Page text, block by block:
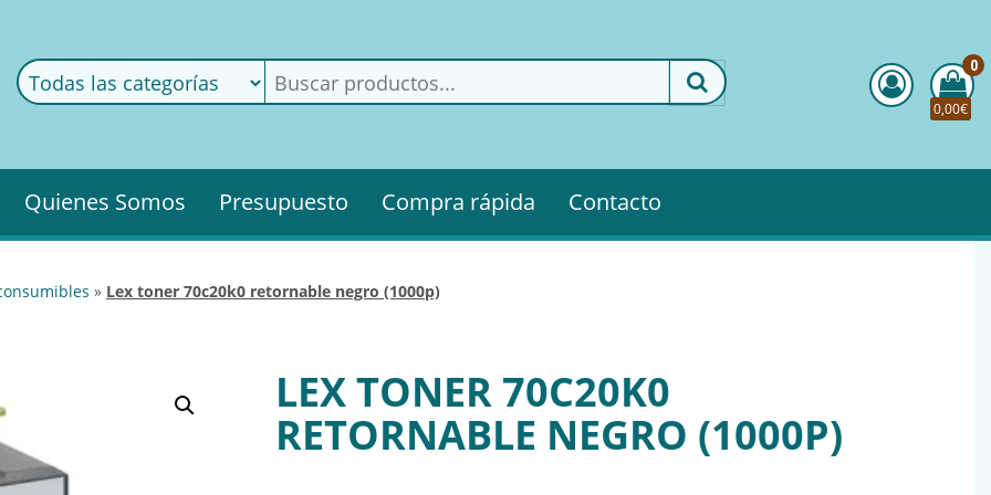
0
0,00€
Quienes Somos Presupuesto Compra rápida Contacto
» lex toner 70c20k0 retornable negro (1000p)
LEX TONER 70C20K0
RETORNABLE NEGRO (1000P)